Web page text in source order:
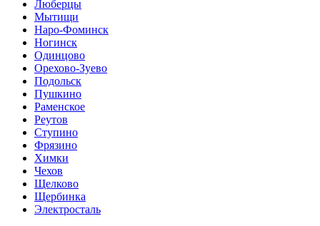
Люберцы
Мытищи
Наро-Фоминск
Ногинск
Одинцово
Орехово-Зуево
Подольск
Пушкино
Раменское
Реутов
Ступино
Фрязино
Химки
Чехов
Щелково
Щербинка
Электросталь